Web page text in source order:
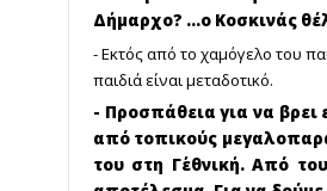
Δήμαρχο? ...ο Κοσκινάς
- Εκτός από το χαμόγελο του
παιδιά είναι μεταδοτικό.
- Προσπάθεια για να
από τοπικούς
του στη Γ΄εθνική. Από